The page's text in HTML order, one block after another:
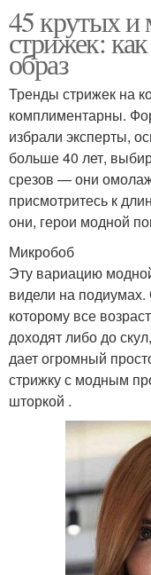
45 крутых и
стрижек:
образ
Тренды стрижек на
комплиментарны.
избрали эксперты,
больше 40 лет,
срезов — они
присмотритесь к
они, герои модной
Микробоб
Эту вариацию
видели на
которому все
доходят либо до
дает огромный
стрижку с модным
шторкой .